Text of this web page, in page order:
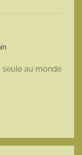
seule au monde